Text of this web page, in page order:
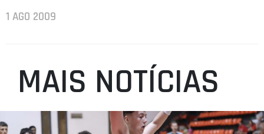
1 AGO 2009
MAIS NOTÍCIAS